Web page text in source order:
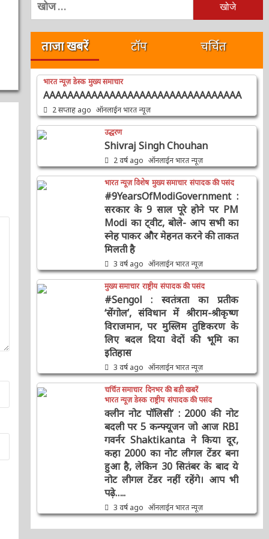
खोजें:
ताजा खबरें टॉप चर्चित
भारत न्यूज़ डेस्क मुख्य समाचार
AAAAAAAAAAAAAAAAAAAAAAAAAAAAAAAAA
2 सप्ताह ago ऑनलाईन भारत न्यूज़
उद्धरण
Shivraj Singh Chouhan
2 वर्ष ago ऑनलाईन भारत न्यूज़
भारत न्यूज़ विशेष मुख्य समाचार
संपादक की पसंद
#9YearsOfModiGovernment :
सरकार के 9 साल पूरे होने पर PM
Modi का ट्वीट, बोले- आप सभी का
स्नेह पाकर और मेहनत करने की
ताकत मिलती है
3 वर्ष ago ऑनलाईन भारत न्यूज़
मुख्य समाचार राष्ट्रीय संपादक की पसंद
#Sengol : स्वतंत्रता का प्रतीक
‘सेंगोल’, संविधान में श्रीराम-श्रीकृष्ण
विराजमान, पर मुस्लिम तुष्टिकरण के
लिए बदल दिया वेदों की भूमि का
इतिहास
3 वर्ष ago ऑनलाईन भारत न्यूज़
चर्चित समाचार दिनभर की बड़ी खबरें
भारत न्यूज़ डेस्क राष्ट्रीय संपादक की पसंद
क्लीन नोट पॉलिसी’ : 2000 की नोट
बदली पर 5 कन्फ्यूजन जो आज RBI
गवर्नर Shaktikanta ने किया दूर,
कहा 2000 का नोट लीगल टेंडर बना
हुआ है, लेकिन 30 सितंबर के बाद ये
नोट लीगल टेंडर नहीं रहेंगे। आप भी
पढ़े…..
3 वर्ष ago ऑनलाईन भारत न्यूज़